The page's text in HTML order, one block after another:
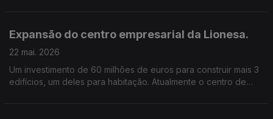
Expansão do centro empresarial da Lionesa.
22 mai. 2026
Um investimento de 60 milhões de euros para construir mais 3
edifícios, um deles para habitação. Atualmente o centro de